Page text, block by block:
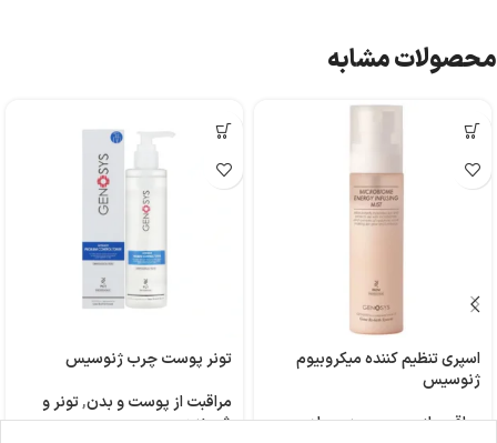
محصولات مشابه
اسپری تنظیم کننده میکروبیوم
ژنوسیس
مراقبت از پوست و بدن,بادی
تونر پوست چرب ژنوسیس
مراقبت از پوست و بدن,تونر و
شوینده